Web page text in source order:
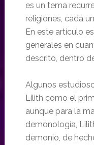
es un tema
religiones, cada
En este artículo
generales en
descrito, dentro
Algunos
Lilith como el
aunque para la
demonología,
demonio, de